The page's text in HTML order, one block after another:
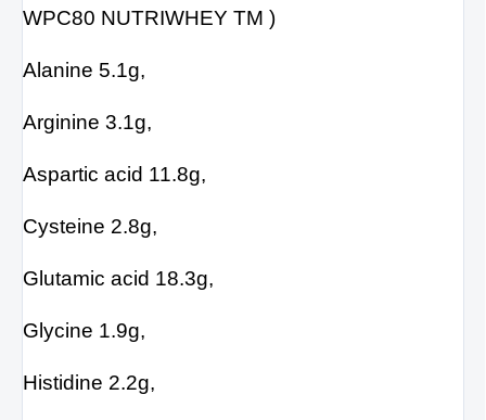
WPC80 NUTRIWHEY TM )
Alanine 5.1g,
Arginine 3.1g,
Aspartic acid 11.8g,
Cysteine 2.8g,
Glutamic acid 18.3g,
Glycine 1.9g,
Histidine 2.2g,